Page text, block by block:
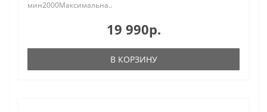
мин2000Максимальна..
19 990р.
В КОРЗИНУ